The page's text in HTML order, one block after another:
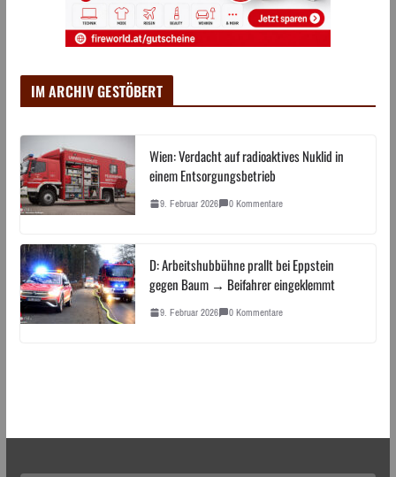
IM ARCHIV GESTÖBERT
Wien: Verdacht auf radioaktives Nuklid in
einem Entsorgungsbetrieb
9. Februar 2026 0 Kommentare
D: Arbeitshubbühne prallt bei Eppstein
gegen Baum → Beifahrer eingeklemmt
9. Februar 2026 0 Kommentare